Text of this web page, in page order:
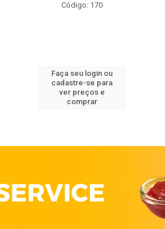
Código: 170
Faça seu login ou
cadastre-se para
ver preços e
comprar